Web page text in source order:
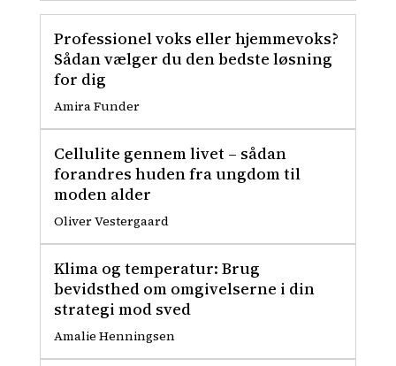
Professionel voks eller hjemmevoks?
Sådan vælger du den bedste løsning
for dig
Amira Funder
Cellulite gennem livet – sådan
forandres huden fra ungdom til
moden alder
Oliver Vestergaard
Klima og temperatur: Brug
bevidsthed om omgivelserne i din
strategi mod sved
Amalie Henningsen